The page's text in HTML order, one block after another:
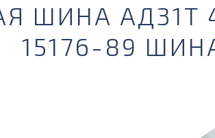
ШИНА АД31Т
15176-89